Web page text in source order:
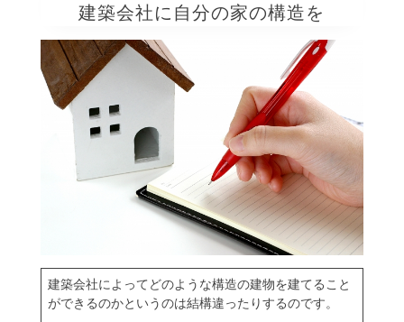
建築会社に自分の家の構造を
建築会社によってどのような構造の建物を建てること
ができるのかというのは結構違ったりするのです。